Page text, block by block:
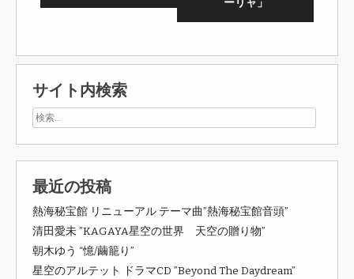
ーリャ」
サイト内検索
最近の投稿
熱海秘宝館 リニューアル テーマ曲”熱海秘宝館音頭”
清田愛未 ”KAGAYA星空の世界 天空の贈り物”
朝木ゆう “憶/繭籠り”
星空のアルテット ドラマCD ”Beyond The Daydream”